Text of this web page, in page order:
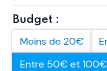
Budget :
Moins de 20€
Entre 50€ et 100€